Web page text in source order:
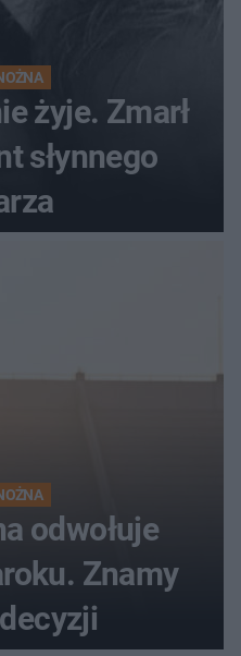
żyje. Zmarł
słynnego
odwołuje
Znamy